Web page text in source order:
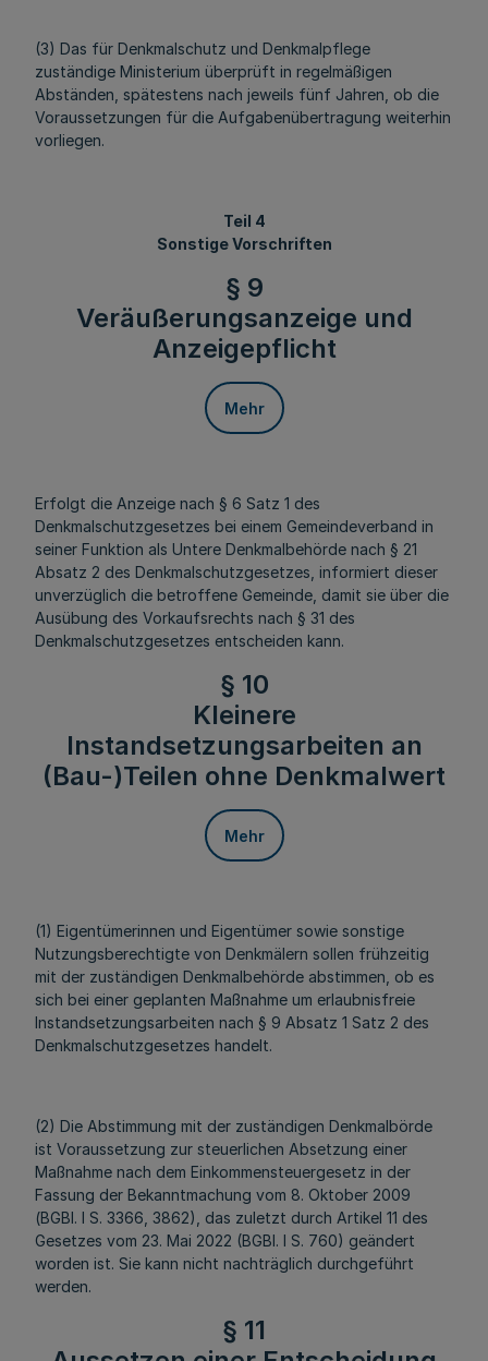
(3) Das für Denkmalschutz und Denkmalpflege
zuständige Ministerium überprüft in regelmäßigen
Abständen, spätestens nach jeweils fünf Jahren, ob die
Voraussetzungen für die Aufgabenübertragung weiterhin
vorliegen.
Teil 4
Sonstige Vorschriften
§ 9
Veräußerungsanzeige und
Anzeigepflicht
Mehr
Erfolgt die Anzeige nach § 6 Satz 1 des
Denkmalschutzgesetzes bei einem Gemeindeverband in
seiner Funktion als Untere Denkmalbehörde nach § 21
Absatz 2 des Denkmalschutzgesetzes, informiert dieser
unverzüglich die betroffene Gemeinde, damit sie über die
Ausübung des Vorkaufsrechts nach § 31 des
Denkmalschutzgesetzes entscheiden kann.
§ 10
Kleinere
Instandsetzungsarbeiten an
(Bau-)Teilen ohne Denkmalwert
Mehr
(1) Eigentümerinnen und Eigentümer sowie sonstige
Nutzungsberechtigte von Denkmälern sollen frühzeitig
mit der zuständigen Denkmalbehörde abstimmen, ob es
sich bei einer geplanten Maßnahme um erlaubnisfreie
Instandsetzungsarbeiten nach § 9 Absatz 1 Satz 2 des
Denkmalschutzgesetzes handelt.
(2) Die Abstimmung mit der zuständigen Denkmalbörde
ist Voraussetzung zur steuerlichen Absetzung einer
Maßnahme nach dem Einkommensteuergesetz in der
Fassung der Bekanntmachung vom 8. Oktober 2009
(BGBl. I S. 3366, 3862), das zuletzt durch Artikel 11 des
Gesetzes vom 23. Mai 2022 (BGBl. I S. 760) geändert
worden ist. Sie kann nicht nachträglich durchgeführt
werden.
§ 11